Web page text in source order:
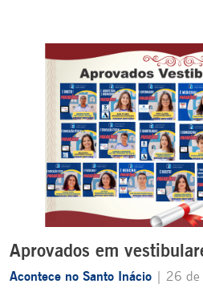
Aprovados em
Acontece no Santo Inácio | 26